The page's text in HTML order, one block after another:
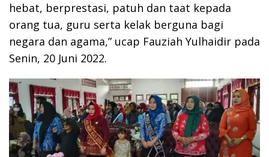
hebat, berprestasi, patuh dan taat kepada
orang tua, guru serta kelak berguna bagi
negara dan agama,” ucap Fauziah Yulhaidir pada
Senin, 20 Juni 2022.